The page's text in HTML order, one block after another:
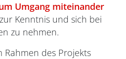
Umgang miteinander
Kenntnis und sich bei
zu nehmen.
Rahmen des Projekts